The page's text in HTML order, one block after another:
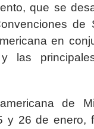
que se
de
en
las
de
y 26 de enero,